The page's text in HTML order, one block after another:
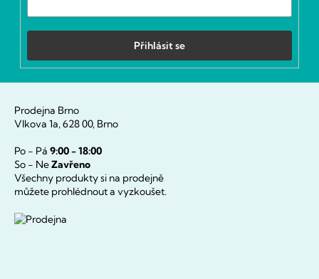
Přihlásit se
Prodejna Brno
Vlkova 1a, 628 00, Brno
Po - Pá 9:00 - 18:00
So - NeZavřeno
Všechny produkty si na prodejně
můžete prohlédnout a vyzkoušet.